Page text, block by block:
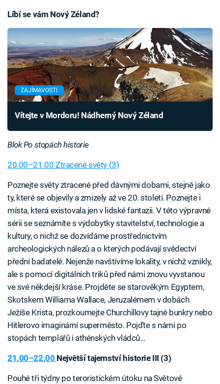
Líbí se vám Nový Zéland?
ZAJÍMAVOSTI
Vítejte v Mordoru! Nádherný Nový Zéland
Blok Po stopách historie
20.00–21.00 Ztracené světy (3)
Poznejte světy ztracené před dávnými dobami, stejně jako
ty, které se objevily a zmizely až ve 20. století. Poznejte i
místa, která existovala jen v lidské fantazii. V této výpravné
sérii se seznámíte s výdobytky stavitelství, technologie a
kultury, o nichž se dozvídáme prostřednictvím
archeologických nálezů a o kterých podávají svědectví
přední badatelé. Nejenže navštívíme lokality, v nichž vznikly,
ale s pomocí digitálních triků před námi znovu vyvstanou
ve své někdejší kráse. Projděte se starověkým Egyptem,
Skotskem Williama Wallace, Jeruzalémem v dobách
Ježíše Krista, prozkoumejte Churchillovy tajné bunkry nebo
Hitlerovo imaginární superměsto. Pojďte s námi po
stopách templářů i athénských vládců…
21.00–22.00 Největší tajemství historie III (3)
Pouhé tři týdny po teroristickém útoku na Světové